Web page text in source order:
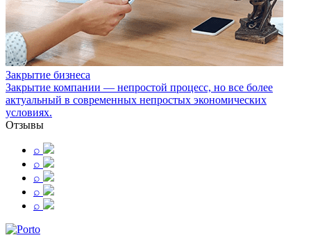
Закрытие бизнеса
Закрытие компании — непростой процесс, но все более
актуальный в современных непростых экономических
условиях.
Отзывы
⌕
⌕
⌕
⌕
⌕